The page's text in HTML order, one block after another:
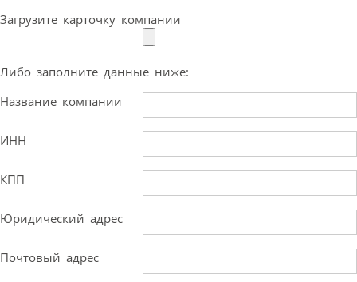
Загрузите карточку компании
Либо заполните данные ниже:
Название компании
ИНН
КПП
Юридический адрес
Почтовый адрес